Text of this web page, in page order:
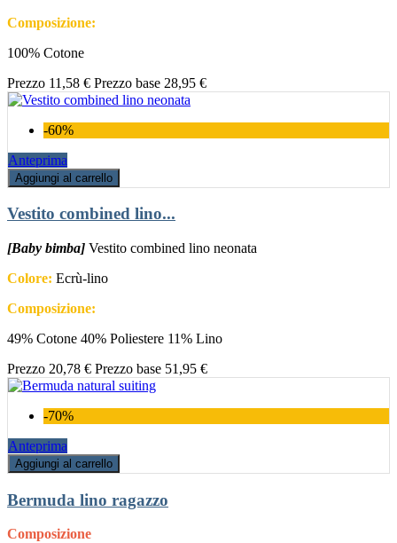
Composizione:
100% Cotone
Prezzo 11,58 € Prezzo base 28,95 €
-60%
Anteprima
Aggiungi al carrello
Vestito combined lino...
[Baby bimba] Vestito combined lino neonata
Colore: Ecrù-lino
Composizione:
49% Cotone 40% Poliestere 11% Lino
Prezzo 20,78 € Prezzo base 51,95 €
-70%
Anteprima
Aggiungi al carrello
Bermuda lino ragazzo
Composizione